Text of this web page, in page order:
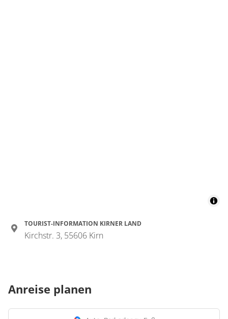
TOURIST-INFORMATION KIRNER LAND
Kirchstr. 3, 55606 Kirn
Anreise planen